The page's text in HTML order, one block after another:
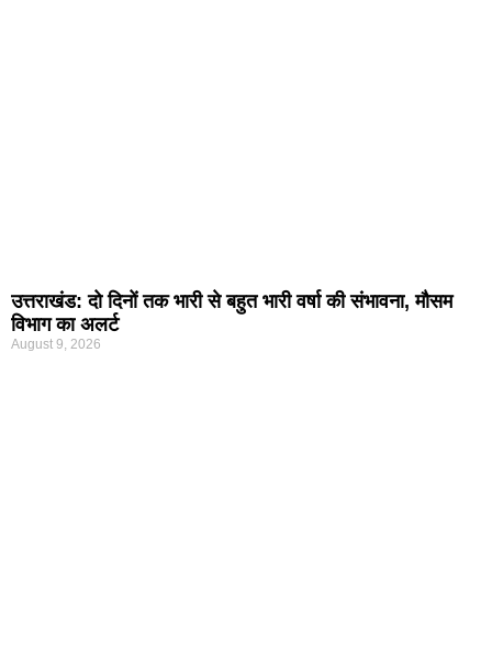
उत्तराखंड: दो दिनों तक भारी से बहुत भारी वर्षा की संभावना, मौसम
विभाग का अलर्ट
August 9, 2026